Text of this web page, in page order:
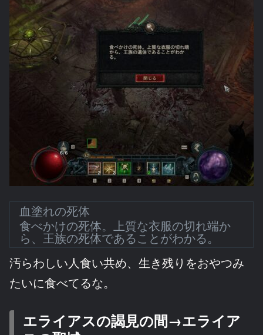
血塗れの死体
食べかけの死体。上質な衣服の切れ端か
ら、王族の死体であることがわかる。
汚らわしい人食い共め、生き残りをおやつみ
たいに食べてるな。
エライアスの謁見の間→エライア